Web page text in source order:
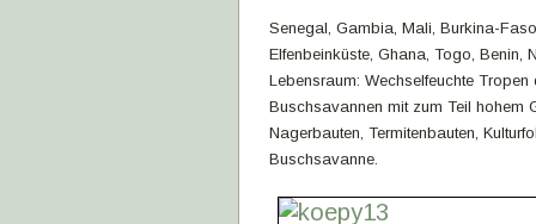
Senegal, Gambia, Mali, Burkina-
Elfenbeinküste, Ghana, Togo, Benin,
Lebensraum: Wechselfeuchte
Buschsavannen mit zum Teil hohem
Nagerbauten, Termitenbauten,
Buschsavanne.